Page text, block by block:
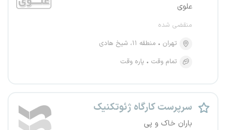
علوی
منقضی شده
تهران
منطقه ۱۱، شیخ هادی
تمام وقت
پاره وقت
سرپرست کارگاه ژئوتکنیک
باران خاک و پی